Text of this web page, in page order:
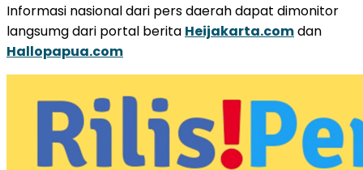
Informasi nasional dari pers daerah dapat dimonitor
langsumg dari portal berita Heijakarta.comdan
Hallopapua.com